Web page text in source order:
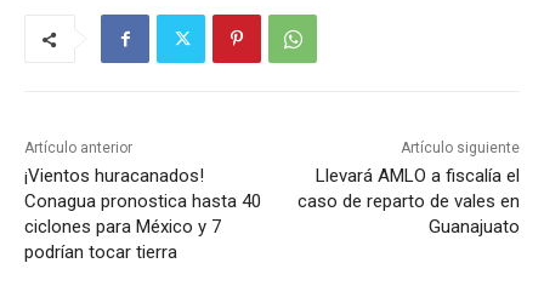
Artículo anterior
¡Vientos huracanados!
Conagua pronostica hasta 40
ciclones para México y 7
podrían tocar tierra
Artículo siguiente
Llevará AMLO a fiscalía el
caso de reparto de vales en
Guanajuato